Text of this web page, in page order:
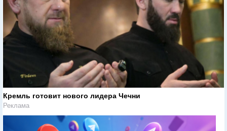
Кремль готовит нового лидера Чечни
Реклама